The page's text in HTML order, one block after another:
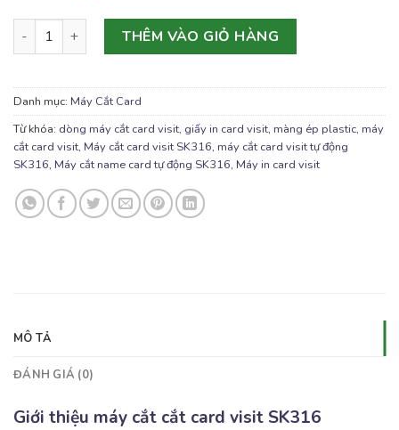
Máy Cắt Card Visit Tự Động SK316 số lượng
THÊM VÀO GIỎ HÀNG
Danh mục: Máy Cắt Card
Từ khóa: dòng máy cắt card visit, giấy in card visit, màng ép plastic, máy
cắt card visit, Máy cắt card visit SK316, máy cắt card visit tự động
SK316, Máy cắt name card tự động SK316, Máy in card visit
MÔ TẢ
ĐÁNH GIÁ (0)
Giới thiệu máy cắt cắt card visit SK316